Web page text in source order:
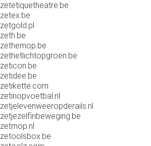
zetetiquetheatre.be
zetex.be
zetgold.pl
zeth.be
zethemop.be
zethetlichtopgroen.be
zeticon.be
zetidee.be
zetikette.com
zetinopvoetbal.nl
zetjelevenweeropderails.nl
zetjezelfinbeweging.be
zetmop.nl
zetoolsbox.be